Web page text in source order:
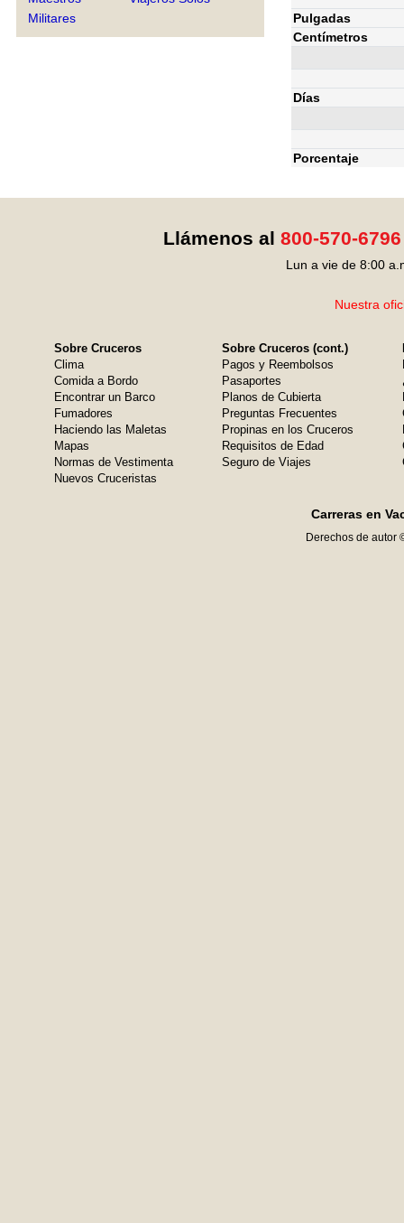
Militares
Pulgadas
Centímetros
Días
Porcentaje
Llámenos al 800-570-6796
Lun a vie de 8:00
Nuestra
Sobre Cruceros
Clima
Comida a Bordo
Encontrar un Barco
Fumadores
Haciendo las Maletas
Mapas
Normas de Vestimenta
Nuevos Cruceristas
Sobre Cruceros (cont.)
Pagos y Reembolsos
Pasaportes
Planos de Cubierta
Preguntas Frecuentes
Propinas en los Cruceros
Requisitos de Edad
Seguro de Viajes
Carreras en
Derechos de autor